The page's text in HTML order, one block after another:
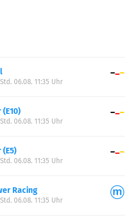
00:00-24:00
00:00-24:00
06.08. 11:35 Uhr
(E10)
06.08. 11:35 Uhr
(E5)
06.08. 11:35 Uhr
Racing
06.08. 11:35 Uhr